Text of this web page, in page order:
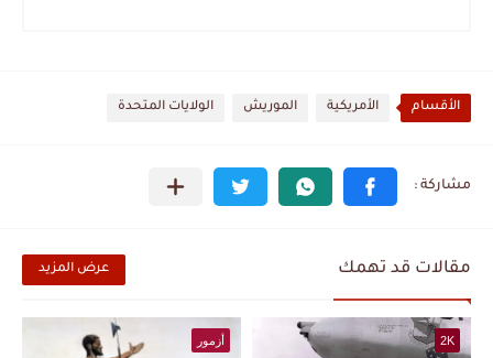
الأقسام الأمريكية الموريش الولايات المتحدة
مقالات قد تهمك عرض المزيد
2K أزمور